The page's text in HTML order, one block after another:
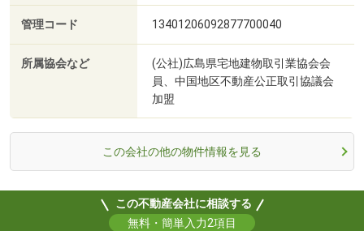
管理コード 13401206092877700040
所属協会など
(公社)広島県宅地建物取引業協会会
員、中国地区不動産公正取引協議会
加盟
この会社の他の物件情報を見る
この不動産会社に相談する
無料・簡単入力2項目